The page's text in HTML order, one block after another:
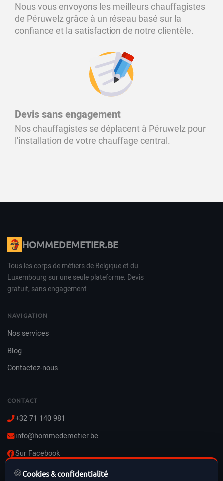
🍪Cookies & confidentialité
Nous vous envoyons les meilleurs chauffagistes
de Péruwelz grâce à un réseau basé sur la
confiance et la satisfaction de notre clientèle.
Devis sans engagement
Nos chauffagistes se déplacent à Péruwelz pour
l'installation de votre chauffage central.
HOMMEDEMETIER.BE
Tous les corps de métiers de Belgique et du
Luxembourg sur une seule plateforme. Devis
gratuit, sans engagement.
NAVIGATION
Nos services
Blog
Contactez-nous
CONTACT
+32 71 140 981
info@hommedemetier.be
Sur Facebook
Lun–Ven : 8h–21h